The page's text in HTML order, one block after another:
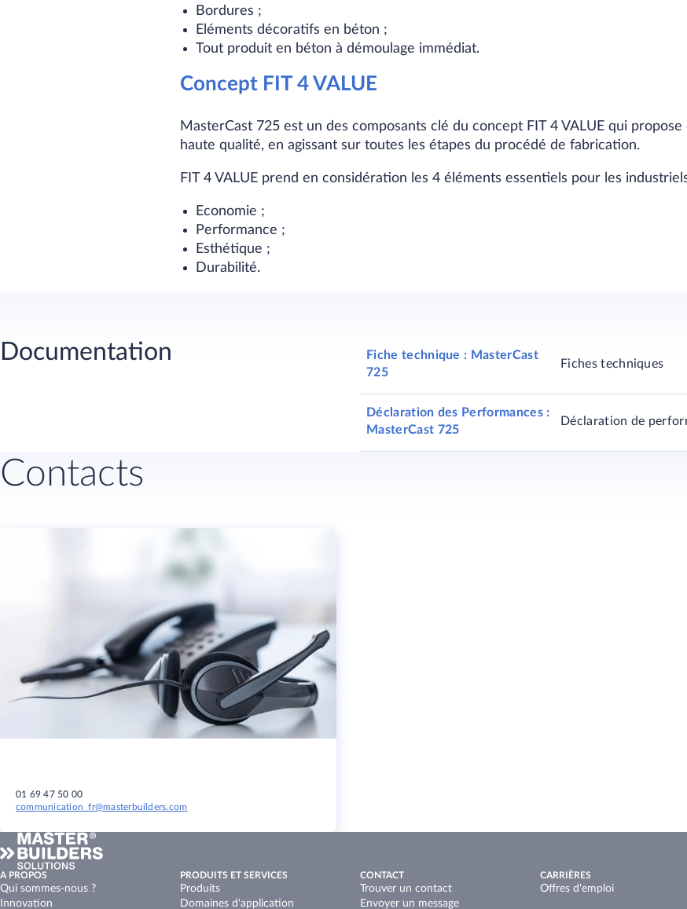
Bordures ;
Eléments décoratifs en béton ;
Tout produit en béton à démoulage immédiat.
Concept FIT 4 VALUE
MasterCast 725 est un des composants clé du concept FIT 4 VALUE qui
haute qualité, en agissant sur toutes les étapes du procédé de fabrication.
FIT 4 VALUE prend en considération les 4 éléments essentiels pour les
Economie ;
Performance ;
Esthétique ;
Durabilité.
Documentation
Fiche technique : MasterCast
725
Fiches techniques
Déclaration des Performances :
MasterCast 725
Déclaration de
Contacts
01 69 47 50 00
communication_fr@masterbuilders.com
A PROPOS
Qui sommes-nous ?
Innovation
PRODUITS ET SERVICES
Produits
Domaines d'application
CONTACT
Trouver un contact
Envoyer un message
CARRIÈRES
Offres d'emploi